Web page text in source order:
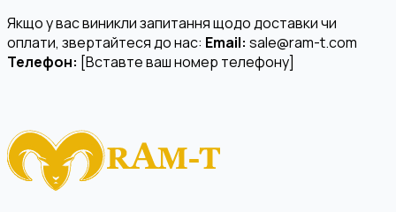
Якщо у вас виникли запитання щодо доставки чи
оплати, звертайтеся до нас: Email: sale@ram-t.com
Телефон: [Вставте ваш номер телефону]